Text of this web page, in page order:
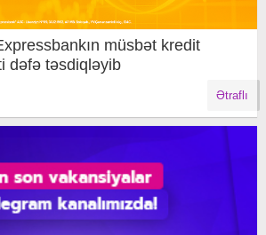
müsbət kredit
dəfə təsdiqləyib
Ətraflı